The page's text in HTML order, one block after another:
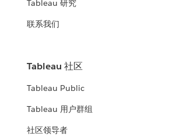
Tableau 研究
联系我们
Tableau 社区
Tableau Public
Tableau 用户群组
社区领导者